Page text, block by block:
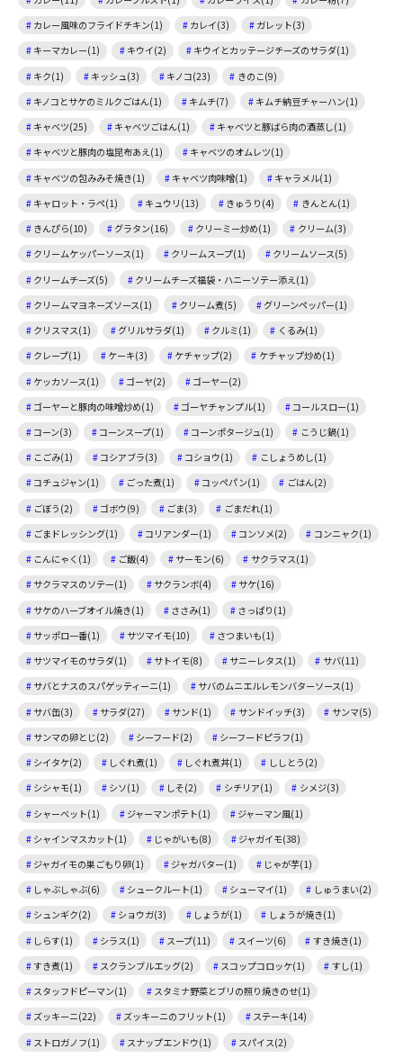
カレー風味のフライドチキン(1)
カレイ(3)
ガレット(3)
キーマカレー(1)
キウイ(2)
キウイとカッテージチーズのサラダ(1)
キク(1)
キッシュ(3) キノコ(23)
きのこ(9)
キノコとサケのミルクごはん(1)
キムチ(7)
キムチ納豆チャーハン(1)
キャベツ(25)
キャベツごはん(1)
キャベツと豚ばら肉の酒蒸し(1)
キャベツと豚肉の塩昆布あえ(1)
キャベツのオムレツ(1)
キャベツの包みみそ焼き(1)
キャベツ肉味噌(1)
キャラメル(1)
キャロット・ラペ(1)
キュウリ(13) きゅうり(4)
きんとん(1)
きんぴら(10)
グラタン(16) クリーミー炒め(1)
クリーム(3)
クリームケッパーソース(1)
クリームスープ(1)
クリームソース(5)
クリームチーズ(5)
クリームチーズ福袋・ハニーソテー添え(1)
クリームマヨネーズソース(1)
クリーム煮(5)
グリーンペッパー(1)
クリスマス(1)
グリルサラダ(1) クルミ(1)
くるみ(1)
クレープ(1)
ケーキ(3) ケチャップ(2)
ケチャップ炒め(1)
ケッカソース(1)
ゴーヤ(2)
ゴーヤー(2)
ゴーヤーと豚肉の味噌炒め(1)
ゴーヤチャンプル(1)
コールスロー(1)
コーン(3)
コーンスープ(1) コーンポタージュ(1)
こうじ鍋(1)
こごみ(1)
コシアブラ(3) コショウ(1)
こしょうめし(1)
コチュジャン(1)
ごった煮(1) コッペパン(1)
ごはん(2)
ごぼう(2)
ゴボウ(9) ごま(3)
ごまだれ(1)
ごまドレッシング(1)
コリアンダー(1) コンソメ(2)
コンニャク(1)
こんにゃく(1)
ご飯(4) サーモン(6)
サクラマス(1)
サクラマスのソテー(1)
サクランボ(4)
サケ(16)
サケのハーブオイル焼き(1)
ささみ(1)
さっぱり(1)
サッポロ一番(1)
サツマイモ(10)
さつまいも(1)
サツマイモのサラダ(1)
サトイモ(8) サニーレタス(1)
サバ(11)
サバとナスのスパゲッティーニ(1)
サバのムニエルレモンバターソース(1)
サバ缶(3)
サラダ(27) サンド(1) サンドイッチ(3)
サンマ(5)
サンマの卵とじ(2)
シーフード(2)
シーフードピラフ(1)
シイタケ(2)
しぐれ煮(1) しぐれ煮丼(1)
ししとう(2)
シシャモ(1)
シソ(1) しそ(2) シチリア(1)
シメジ(3)
シャーベット(1)
ジャーマンポテト(1)
ジャーマン風(1)
シャインマスカット(1)
じゃがいも(8)
ジャガイモ(38)
ジャガイモの巣ごもり卵(1)
ジャガバター(1)
じゃが芋(1)
しゃぶしゃぶ(6)
シュークルート(1) シューマイ(1)
しゅうまい(2)
シュンギク(2)
ショウガ(3) しょうが(1)
しょうが焼き(1)
しらす(1)
シラス(1) スープ(11) スイーツ(6)
すき焼き(1)
すき煮(1)
スクランブルエッグ(2) スコップコロッケ(1)
すし(1)
スタッフドピーマン(1)
スタミナ野菜とブリの照り焼きのせ(1)
ズッキーニ(22)
ズッキーニのフリット(1)
ステーキ(14)
ストロガノフ(1)
スナップエンドウ(1) スパイス(2)